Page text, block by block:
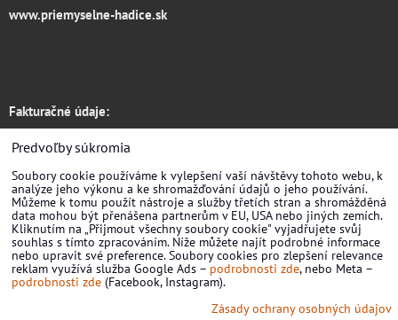
www.priemyselne-hadice.sk
Fakturačné údaje:
Hadice RONDO s.r.o.
Žirovnická 3133/6
Praha 10
106 00, CZ
IČ: 09839933
Predvoľby súkromia
Soubory cookie používáme k vylepšení vaší návštěvy tohoto webu, k
analýze jeho výkonu a ke shromažďování údajů o jeho používání.
Můžeme k tomu použít nástroje a služby třetích stran a shromážděná
data mohou být přenášena partnerům v EU, USA nebo jiných zemích.
Kliknutím na „Přijmout všechny soubory cookie" vyjadřujete svůj
souhlas s tímto zpracováním. Níže můžete najít podrobné informace
nebo upravit své preference. Soubory cookies pro zlepšení relevance
reklam využívá služba Google Ads –podrobnosti zde, nebo Meta –
podrobnosti zde (Facebook, Instagram).
Zásady ochrany osobných údajov